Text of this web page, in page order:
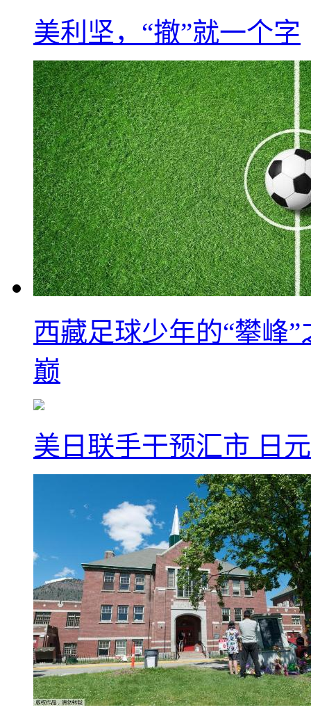
美利坚，“撤”就一个字
西藏足球少年的“攀峰
巅
美日联手干预汇市 日